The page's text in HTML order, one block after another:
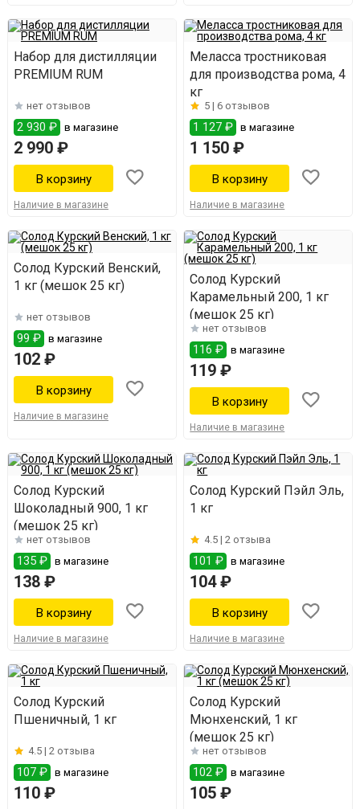
Набор для дистилляции
PREMIUM RUM
нет отзывов
2 930 ₽ в магазине
2 990 ₽
Наличие в магазине
Меласса тростниковая
для производства рома, 4
кг
5 |6 отзывов
1 127 ₽ в магазине
1 150 ₽
Наличие в магазине
Солод Курский Венский,
1 кг (мешок 25 кг)
нет отзывов
99 ₽ в магазине
102 ₽
Наличие в магазине
Солод Курский
Карамельный 200, 1 кг
(мешок 25 кг)
нет отзывов
116 ₽ в магазине
119 ₽
Наличие в магазине
Солод Курский
Шоколадный 900, 1 кг
(мешок 25 кг)
нет отзывов
135 ₽ в магазине
138 ₽
Наличие в магазине
Солод Курский Пэйл Эль,
1 кг
4.5 |2 отзыва
101 ₽ в магазине
104 ₽
Наличие в магазине
Солод Курский
Пшеничный, 1 кг
4.5 | 2 отзыва
107 ₽ в магазине
110 ₽
Солод Курский
Мюнхенский, 1 кг
(мешок 25 кг)
нет отзывов
102 ₽ в магазине
105 ₽